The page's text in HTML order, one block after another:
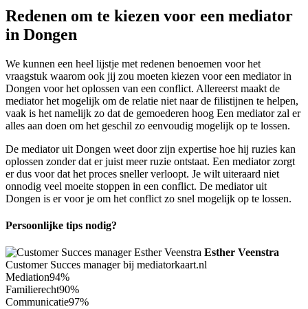
Redenen om te kiezen voor een mediator
in Dongen
We kunnen een heel lijstje met redenen benoemen voor het
vraagstuk waarom ook jij zou moeten kiezen voor een mediator in
Dongen voor het oplossen van een conflict. Allereerst maakt de
mediator het mogelijk om de relatie niet naar de filistijnen te helpen,
vaak is het namelijk zo dat de gemoederen hoog Een mediator zal er
alles aan doen om het geschil zo eenvoudig mogelijk op te lossen.
De mediator uit Dongen weet door zijn expertise hoe hij ruzies kan
oplossen zonder dat er juist meer ruzie ontstaat. Een mediator zorgt
er dus voor dat het proces sneller verloopt. Je wilt uiteraard niet
onnodig veel moeite stoppen in een conflict. De mediator uit
Dongen is er voor je om het conflict zo snel mogelijk op te lossen.
Persoonlijke tips nodig?
Esther Veenstra
Customer Succes manager bij mediatorkaart.nl
Mediation94%
Familierecht90%
Communicatie97%